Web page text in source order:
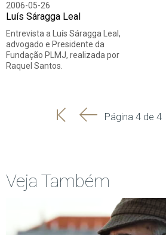
2006-05-26
Luís Sáragga Leal
Entrevista a Luís Sáragga Leal,
advogado e Presidente da
Fundação PLMJ, realizada por
Raquel Santos.
'
'
Página 4 de 4
Veja Também